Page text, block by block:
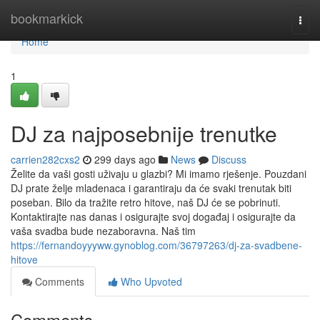
bookmarkick
Home
Home
1
DJ za najposebnije trenutke
carrien282cxs2 299 days ago News
Discuss
Želite da vaši gosti uživaju u glazbi? Mi imamo rješenje. Pouzdani
DJ prate želje mladenaca i garantiraju da će svaki trenutak biti
poseban. Bilo da tražite retro hitove, naš DJ će se pobrinuti.
Kontaktirajte nas danas i osigurajte svoj događaj i osigurajte da
vaša svadba bude nezaboravna. Naš tim
https://fernandoyyyww.gynoblog.com/36797263/dj-za-svadbene-
hitove
Comments
Who Upvoted